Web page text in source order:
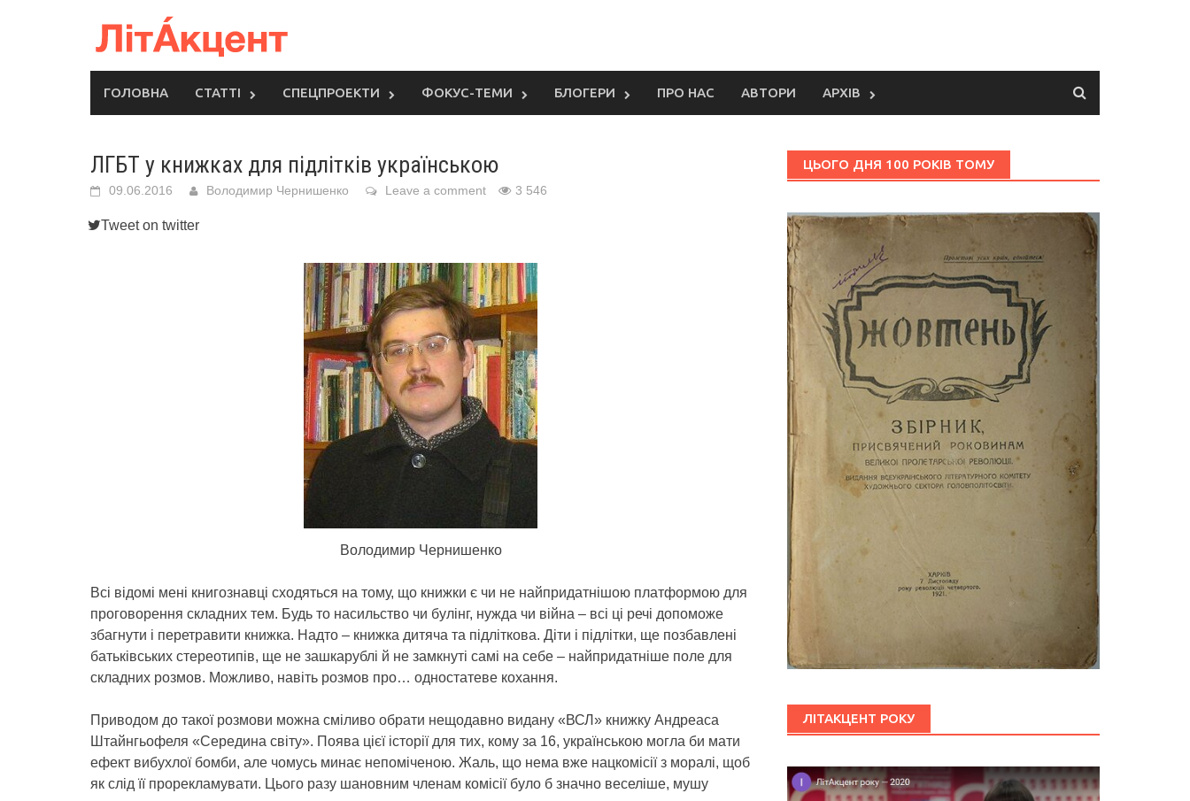
ГОЛОВНА СТАТТІ СПЕЦПРОЕКТИ ФОКУС-ТЕМИ БЛОГЕРИ ПРО НАС АВТОРИ АРХІВ
ЛГБТ у книжках для підлітків українською
09.06.2016 Володимир Чернишенко Leave a comment 3 546
Tweet on twitter
Володимир Чернишенко
Всі відомі мені книгознавці сходяться на тому, що книжки є чи не найпридатнішою платформою для
проговорення складних тем. Будь то насильство чи булінг, нужда чи війна – всі ці речі допоможе
збагнути і перетравити книжка. Надто – книжка дитяча та підліткова. Діти і підлітки, ще позбавлені
батьківських стереотипів, ще не зашкарублі й не замкнуті самі на себе – найпридатніше поле для
складних розмов. Можливо, навіть розмов про… одностатеве кохання.
Приводом до такої розмови можна сміливо обрати нещодавно видану «ВСЛ» книжку Андреаса
Штайнгьофеля «Середина світу». Поява цієї історії для тих, кому за 16, українською могла би мати
ефект вибухлої бомби, але чомусь минає непоміченою. Жаль, що нема вже нацкомісії з моралі, щоб
як слід її прорекламувати. Цього разу шановним членам комісії було б значно веселіше, мушу
ЦЬОГО ДНЯ 100 РОКІВ ТОМУ
ЛІТАКЦЕНТ РОКУ